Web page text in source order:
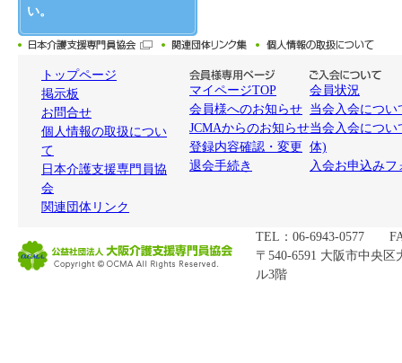
い。
トップページ
掲示板
お問合せ
個人情報の取扱につい
て
日本介護支援専門員協
会
関連団体リンク
マイページTOP
会員様へのお知らせ
JCMAからのお知らせ
登録内容確認・変更
退会手続き
会員状況
当会入会につい
当会入会につい
体)
入会お申込みフ
TEL：06-6943-0577
〒540-6591 大阪市中央
ル3階